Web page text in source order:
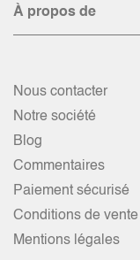
À propos de
Nous contacter
Notre société
Blog
Commentaires
Paiement sécurisé
Conditions de vente
Mentions légales